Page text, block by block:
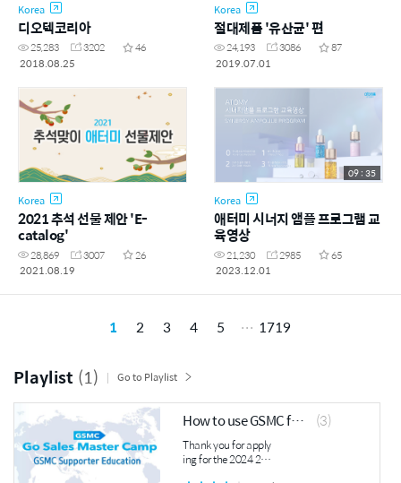
Korea
디오텍코리아
25,283 3202
46
2018.08.25
Korea
절대제품 '유산균' 편
24,193 3086
87
2019.07.01
Korea
2021 추석 선물 제안 'E-
catalog'
28,869 3007
26
2021.08.19
09 : 35
Korea
애터미 시너지 앰플 프로그램 교
육영상
21,230 2985
65
2023.12.01
1 2 3 4 5 1719
Playlist (1) Go to Playlist
How to use GSMC for supporters(2024 2nd) (3)
Thank you for apply
ing for the 2024 2n